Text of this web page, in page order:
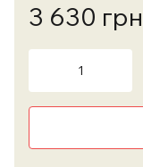
3 630 грн